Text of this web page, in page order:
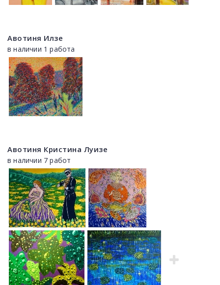
Авотиня Илзе
в наличии 1 работа
Авотиня Кристина Луизе
в наличии 7 работ